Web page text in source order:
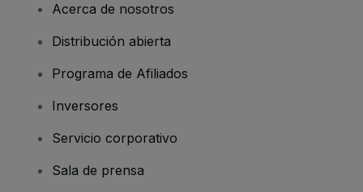
Acerca de nosotros
Distribución abierta
Programa de Afiliados
Inversores
Servicio corporativo
Sala de prensa